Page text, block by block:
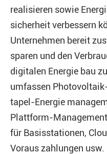
realisieren sowie
sicherheit verbessern
Unternehmen bereit
sparen und den
digitalen Energie bau
umfassen
tapel-Energie
Plattform-
für Basisstationen,
Voraus zahlungen usw.